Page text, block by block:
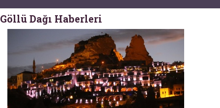
Göllü Dağı Haberleri